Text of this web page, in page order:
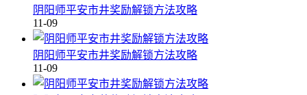
阴阳师平安市井奖励解锁方法攻略
11-09
阴阳师平安市井奖励解锁方法攻略
11-09